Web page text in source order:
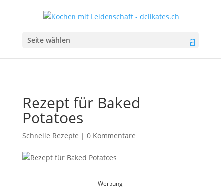
Seite wählen
Rezept für Baked
Potatoes
Schnelle Rezepte | 0 Kommentare
Werbung